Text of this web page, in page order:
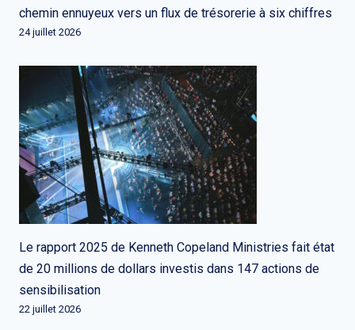
chemin ennuyeux vers un flux de trésorerie à six chiffres
24 juillet 2026
Le rapport 2025 de Kenneth Copeland Ministries fait état
de 20 millions de dollars investis dans 147 actions de
sensibilisation
22 juillet 2026